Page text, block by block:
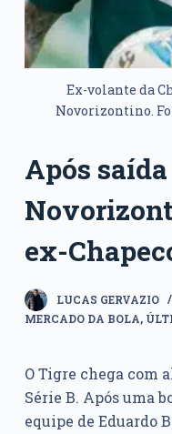
Ex-volante da
Novorizontino.
Após
ex-
LUCAS GERVAZIO
MERCADO DA BOLA,
O Tigre chega com
Série B. Após uma
equipe de Eduardo